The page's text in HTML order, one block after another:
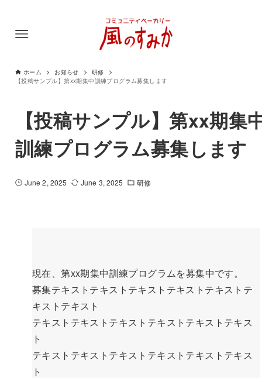
ホーム お知らせ
研修
【投稿サンプル】第xx期集中訓練プログラム募集します
【投稿サンプル】第xx期集
訓練プログラム募集します
June 2, 2025 June 3, 2025 研修
現在、第xx期集中訓練プログラムを募集中です。
募集テキストテキストテキストテキストテキストテ
キストテキスト
テキストテキストテキストテキストテキストテキス
ト
テキストテキストテキストテキストテキストテキス
ト